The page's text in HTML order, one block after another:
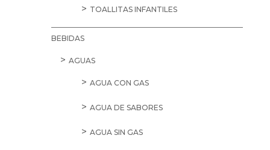
TOALLITAS INFANTILES
BEBIDAS
AGUAS
AGUA CON GAS
AGUA DE SABORES
AGUA SIN GAS